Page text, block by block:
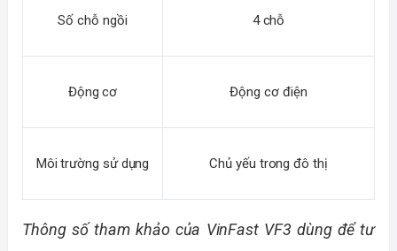
Số chỗ ngồi 4 chỗ
Động cơ Động cơ điện
Môi trường sử dụng Chủ yếu trong đô thị
Thông số tham khảo của VinFast VF3 dùng để tư